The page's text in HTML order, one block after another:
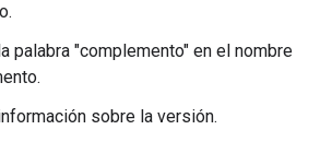
palabra "complemento" en el nombre
sobre la versión.